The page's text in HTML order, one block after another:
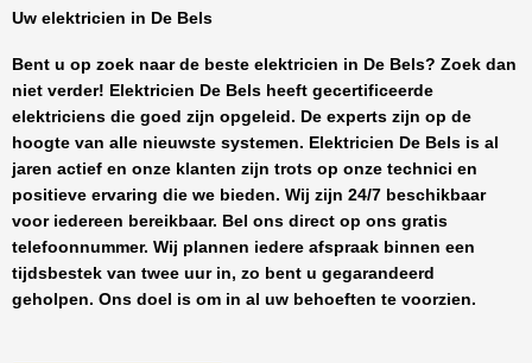
Uw elektricien in De Bels
Bent u op zoek naar de beste elektricien in De Bels? Zoek dan
niet verder! Elektricien De Bels heeft gecertificeerde
elektriciens die goed zijn opgeleid. De experts zijn op de
hoogte van alle nieuwste systemen. Elektricien De Bels is al
jaren actief en onze klanten zijn trots op onze technici en
positieve ervaring die we bieden. Wij zijn 24/7 beschikbaar
voor iedereen bereikbaar. Bel ons direct op ons gratis
telefoonnummer. Wij plannen iedere afspraak binnen een
tijdsbestek van twee uur in, zo bent u gegarandeerd
geholpen. Ons doel is om in al uw behoeften te voorzien.